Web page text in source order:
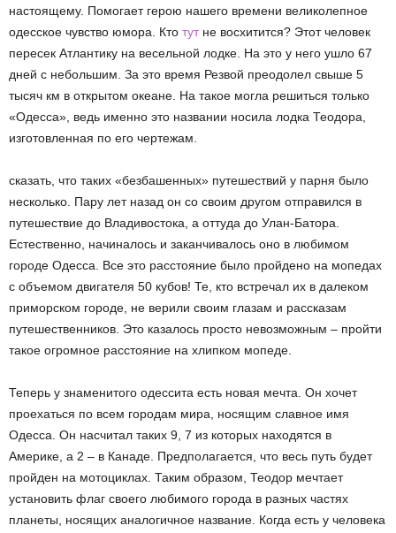
настоящему. Помогает герою нашего времени великолепное
одесское чувство юмора. Кто тутне восхитится? Этот человек
пересек Атлантику на весельной лодке. На это у него ушло 67
дней с небольшим. За это время Резвой преодолел свыше 5
тысяч км в открытом океане. На такое могла решиться только
«Одесса», ведь именно это названии носила лодка Теодора,
изготовленная по его чертежам.
сказать, что таких «безбашенных» путешествий у парня было
несколько. Пару лет назад он со своим другом отправился в
путешествие до Владивостока, а оттуда до Улан-Батора.
Естественно, начиналось и заканчивалось оно в любимом
городе Одесса. Все это расстояние было пройдено на мопедах
с объемом двигателя 50 кубов! Те, кто встречал их в далеком
приморском городе, не верили своим глазам и рассказам
путешественников. Это казалось просто невозможным – пройти
такое огромное расстояние на хлипком мопеде.
Теперь у знаменитого одессита есть новая мечта. Он хочет
проехаться по всем городам мира, носящим славное имя
Одесса. Он насчитал таких 9, 7 из которых находятся в
Америке, а 2 – в Канаде. Предполагается, что весь путь будет
пройден на мотоциклах. Таким образом, Теодор мечтает
установить флаг своего любимого города в разных частях
планеты, носящих аналогичное название. Когда есть у человека